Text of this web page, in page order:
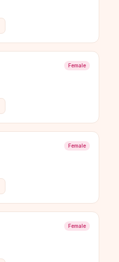
Female
Female
Female